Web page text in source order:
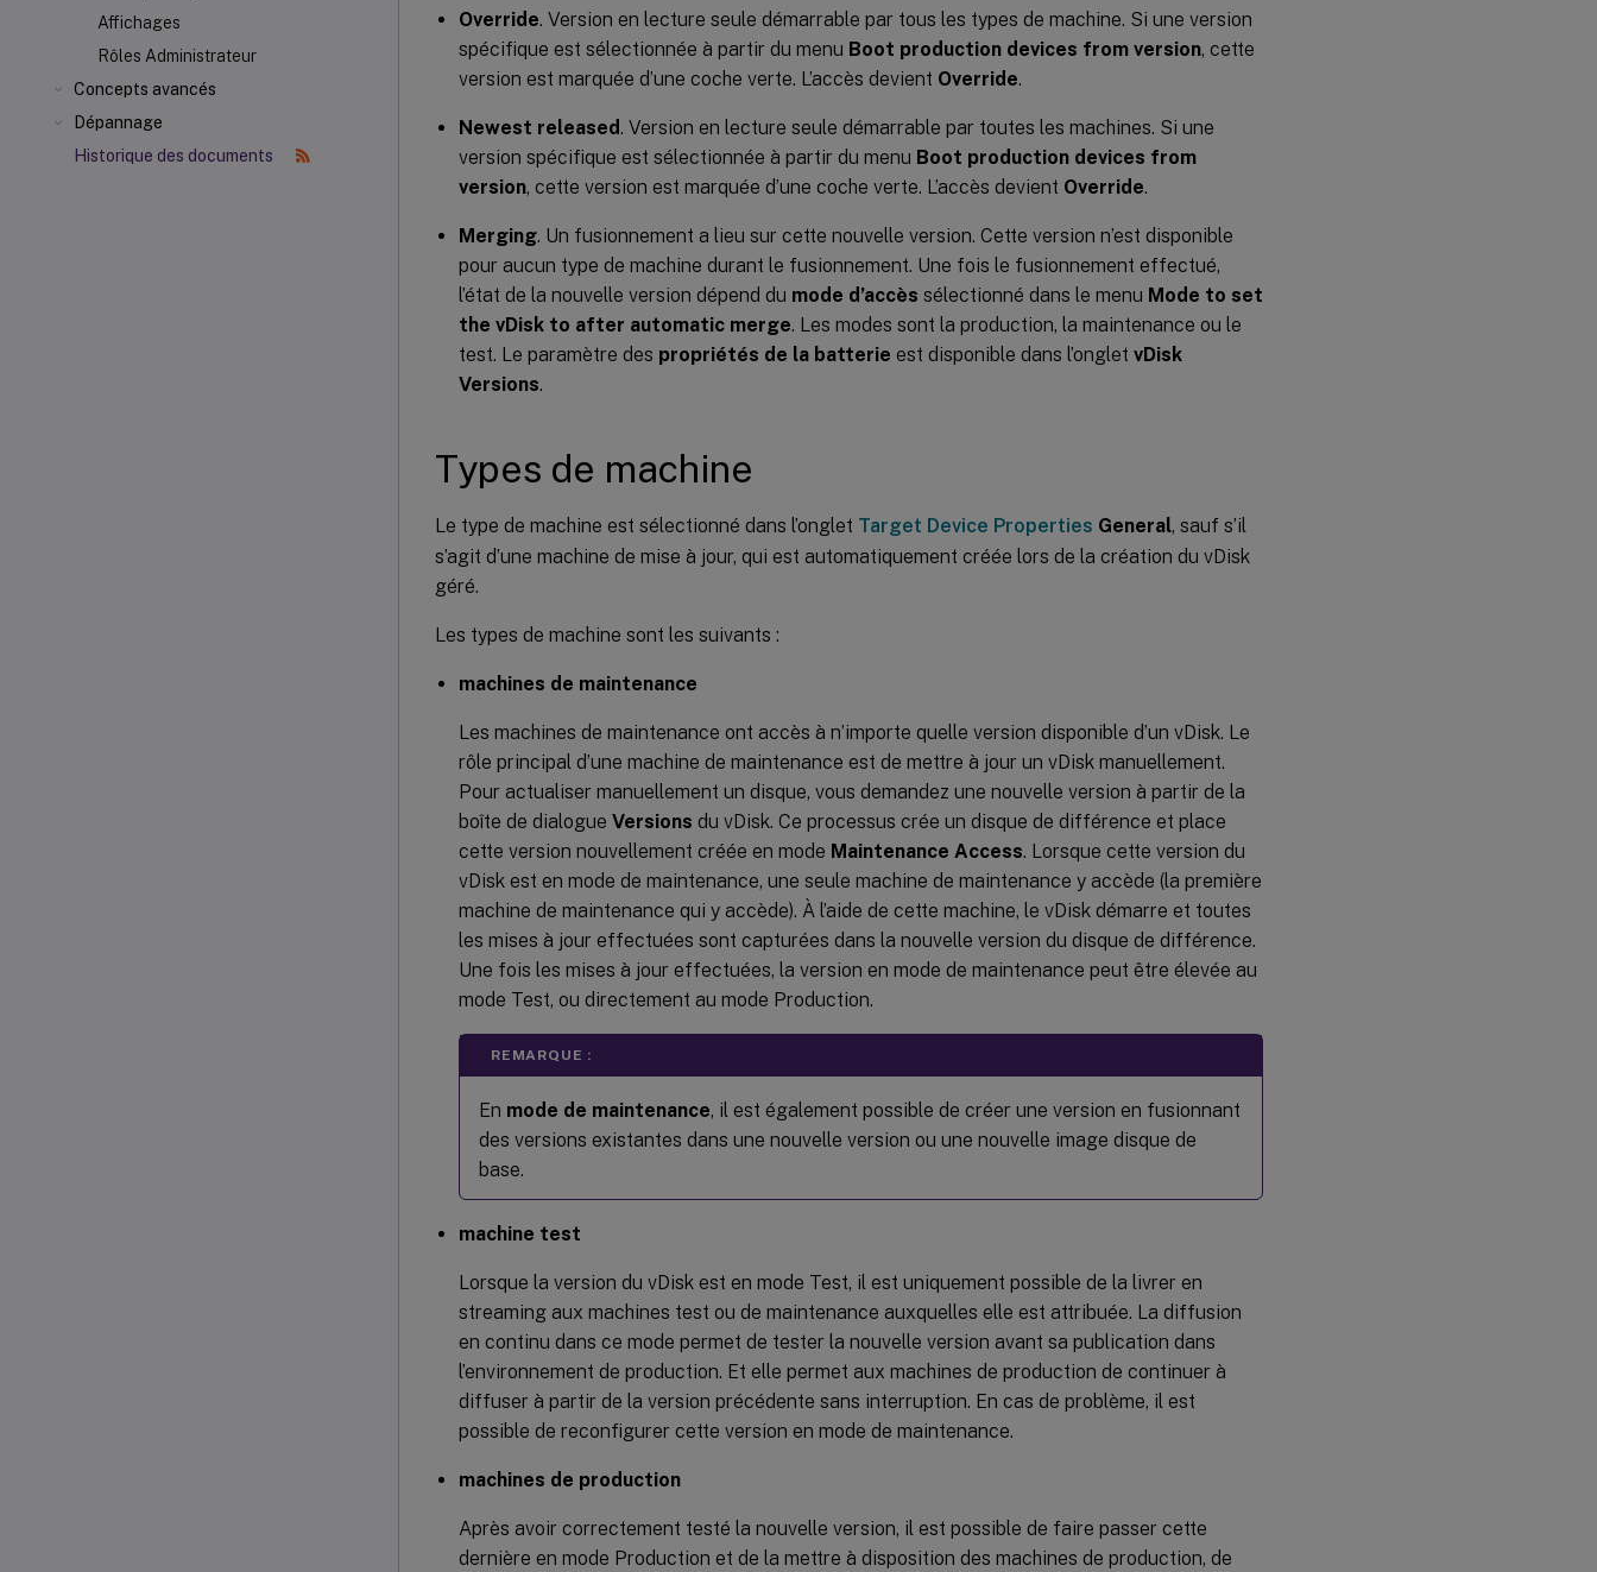
Affichages
Rôles Administrateur
Concepts avancés
Dépannage
Historique des documents
Override. Version en lecture seule démarrable par tous les types de machine. Si une version
spécifique est sélectionnée à partir du menu Boot production devices from version, cette
version est marquée d’une coche verte. L’accès devient Override.
Newest released . Version en lecture seule démarrable par toutes les machines. Si une
version spécifique est sélectionnée à partir du menu Boot production devices from
version, cette version est marquée d’une coche verte. L’accès devient Override.
Merging. Un fusionnement a lieu sur cette nouvelle version. Cette version n’est disponible
pour aucun type de machine durant le fusionnement. Une fois le fusionnement effectué,
l’état de la nouvelle version dépend du mode d’accès sélectionné dans le menu Mode to set
the vDisk to after automatic merge. Les modes sont la production, la maintenance ou le
test. Le paramètre des propriétés de la batterie est disponible dans l’onglet vDisk
Versions.
Types de machine
Le type de machine est sélectionné dans l’onglet Target Device Properties General, sauf s’il
s’agit d’une machine de mise à jour, qui est automatiquement créée lors de la création du vDisk
géré.
Les types de machine sont les suivants :
machines de maintenance
Les machines de maintenance ont accès à n’importe quelle version disponible d’un vDisk. Le
rôle principal d’une machine de maintenance est de mettre à jour un vDisk manuellement.
Pour actualiser manuellement un disque, vous demandez une nouvelle version à partir de la
boîte de dialogue Versions du vDisk. Ce processus crée un disque de différence et place
cette version nouvellement créée en mode Maintenance Access. Lorsque cette version du
vDisk est en mode de maintenance, une seule machine de maintenance y accède (la première
machine de maintenance qui y accède). À l’aide de cette machine, le vDisk démarre et toutes
les mises à jour effectuées sont capturées dans la nouvelle version du disque de différence.
Une fois les mises à jour effectuées, la version en mode de maintenance peut être élevée au
mode Test, ou directement au mode Production.
REMARQUE :
En mode de maintenance, il est également possible de créer une version en fusionnant
des versions existantes dans une nouvelle version ou une nouvelle image disque de
base.
machine test
Lorsque la version du vDisk est en mode Test, il est uniquement possible de la livrer en
streaming aux machines test ou de maintenance auxquelles elle est attribuée. La diffusion
en continu dans ce mode permet de tester la nouvelle version avant sa publication dans
l’environnement de production. Et elle permet aux machines de production de continuer à
diffuser à partir de la version précédente sans interruption. En cas de problème, il est
possible de reconfigurer cette version en mode de maintenance.
machines de production
Après avoir correctement testé la nouvelle version, il est possible de faire passer cette
dernière en mode Production et de la mettre à disposition des machines de production, de